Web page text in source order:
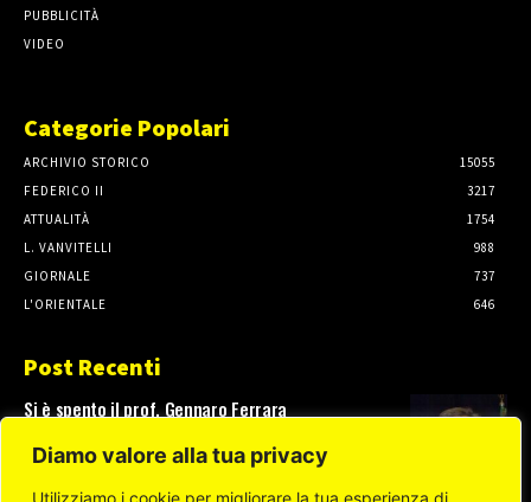
Diamo valore alla tua privacy
Utilizziamo i cookie per migliorare la tua esperienza di
PUBBLICITÀ
VIDEO
Categorie Popolari
ARCHIVIO STORICO
15055
FEDERICO II
3217
ATTUALITÀ
1754
L. VANVITELLI
988
GIORNALE
737
L'ORIENTALE
646
Post Recenti
Si è spento il prof. Gennaro Ferrara